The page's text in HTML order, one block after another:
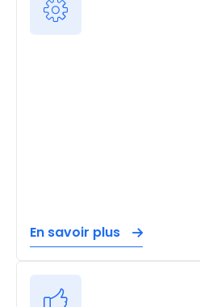
En savoir plus